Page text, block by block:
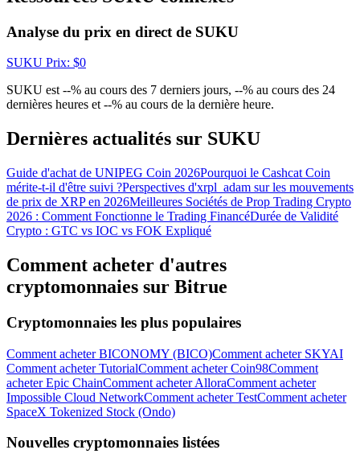
Se connecter
Se connecterS'inscrire
récompenses
Analyse du prix en direct de SUKU
SUKU Prix: $0
SUKU est --% au cours des 7 derniers jours, --% au cours des 24
dernières heures et --% au cours de la dernière heure.
Dernières actualités sur SUKU
Guide d'achat de UNIPEG Coin 2026Pourquoi le Cashcat Coin
mérite-t-il d'être suivi ?Perspectives d'xrpl_adam sur les mouvements
de prix de XRP en 2026Meilleures Sociétés de Prop Trading Crypto
2026 : Comment Fonctionne le Trading FinancéDurée de Validité
Crypto : GTC vs IOC vs FOK Expliqué
Comment acheter d'autres
cryptomonnaies sur Bitrue
Cryptomonnaies les plus populaires
Comment acheter BICONOMY (BICO)Comment acheter SKYAI
Comment acheter TutorialComment acheter Coin98Comment
acheter Epic ChainComment acheter AlloraComment acheter
Impossible Cloud NetworkComment acheter TestComment acheter
SpaceX Tokenized Stock (Ondo)
Nouvelles cryptomonnaies listées